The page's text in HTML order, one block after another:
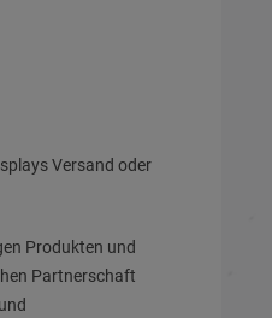
Versand oder
Produkten und
Partnerschaft